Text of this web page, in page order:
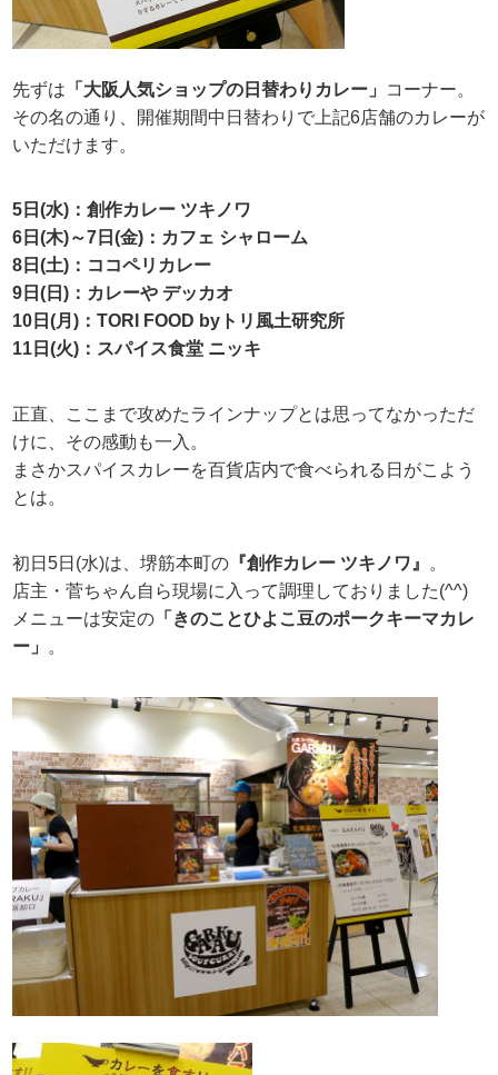
先ずは 「大阪人気ショップの日替わりカレー」
コーナー。
その名の通り、開催期間中日替わりで上記6店舗のカレーが
いただけます。
5日(水)：創作カレー ツキノワ
6日(木)～7日(金)：カフェ シャローム
8日(土)：ココペリカレー
9日(日)：カレーや デッカオ
10日(月)：TORI FOOD byトリ風土研究所
11日(火)：スパイス食堂 ニッキ
正直、ここまで攻めたラインナップとは思ってなかっただ
けに、その感動も一入。
まさかスパイスカレーを百貨店内で食べられる日がこよう
とは。
初日5日(水)は、堺筋本町の 『創作カレー ツキノワ』
。
店主・菅ちゃん自ら現場に入って調理しておりました(^^)
メニューは安定の 「きのことひよこ豆のポークキーマカレ
ー」
。